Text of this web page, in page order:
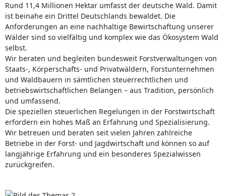
Rund 11,4 Millionen Hektar umfasst der deutsche Wald. Damit
ist beinahe ein Drittel Deutschlands bewaldet. Die
Anforderungen an eine nachhaltige Bewirtschaftung unserer
Wälder sind so vielfältig und komplex wie das Ökosystem Wald
selbst.
Wir beraten und begleiten bundesweit Forstverwaltungen von
Staats-, Körperschafts- und Privatwäldern, Forstunternehmen
und Waldbauern in sämtlichen steuerrechtlichen und
betriebswirtschaftlichen Belangen – aus Tradition, persönlich
und umfassend.
Die speziellen steuerlichen Regelungen in der Forstwirtschaft
erfordern ein hohes Maß an Erfahrung und Spezialisierung.
Wir betreuen und beraten seit vielen Jahren zahlreiche
Betriebe in der Forst- und Jagdwirtschaft und können so auf
langjährige Erfahrung und ein besonderes Spezialwissen
zurückgreifen.